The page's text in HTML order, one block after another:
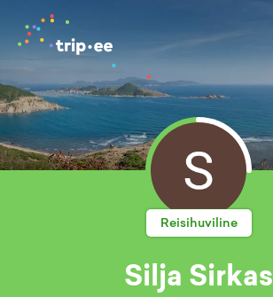
Reisihuviline
Silja Sirkas